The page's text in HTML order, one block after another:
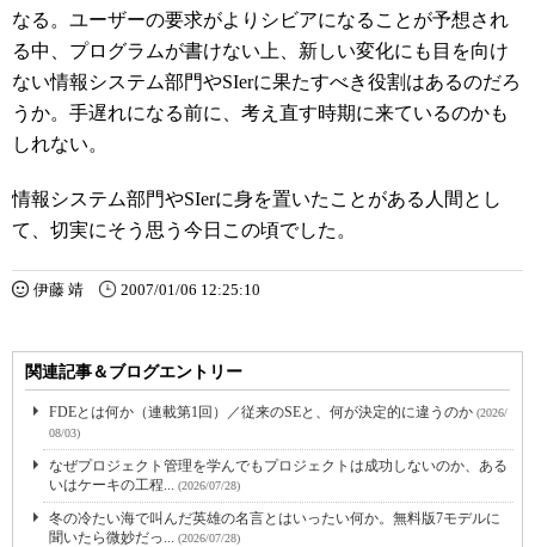
なる。ユーザーの要求がよりシビアになることが予想され
る中、プログラムが書けない上、新しい変化にも目を向け
ない情報システム部門やSIerに果たすべき役割はあるのだろ
うか。手遅れになる前に、考え直す時期に来ているのかも
しれない。
情報システム部門やSIerに身を置いたことがある人間とし
て、切実にそう思う今日この頃でした。
伊藤 靖 2007/01/06 12:25:10
関連記事＆ブログエントリー
FDEとは何か（連載第1回）／従来のSEと、何が決定的に違うのか (2026/
08/03)
なぜプロジェクト管理を学んでもプロジェクトは成功しないのか、ある
いはケーキの工程... (2026/07/28)
冬の冷たい海で叫んだ英雄の名言とはいったい何か。無料版7モデルに
聞いたら微妙だっ... (2026/07/28)